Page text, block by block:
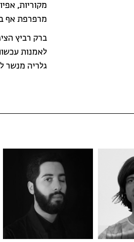
מקוריות,
מרפרפת אף
ברק רביץ
לאמנות
גלריה מנשר